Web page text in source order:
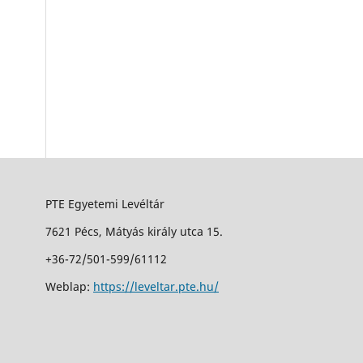
PTE Egyetemi Levéltár
7621 Pécs, Mátyás király utca 15.
+36-72/501-599/61112
Weblap: https://leveltar.pte.hu/